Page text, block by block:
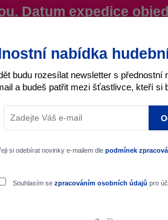
Datum expedice
nabídka
budu rozesílat newsletter s přednostní
a budeš patřit mezi šťastlivce, kteří si
si odebírat novinky e-mailem dle podmínek
Souhlasím se zpracováním osobních údajů pro